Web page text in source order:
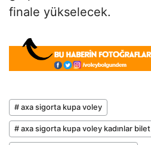
finale yükselecek.
# axa sigorta kupa voley
# axa sigorta kupa voley kadınlar bilet